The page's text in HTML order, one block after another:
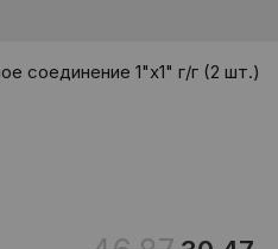
соединение 1"х1" г/г (2 шт.)